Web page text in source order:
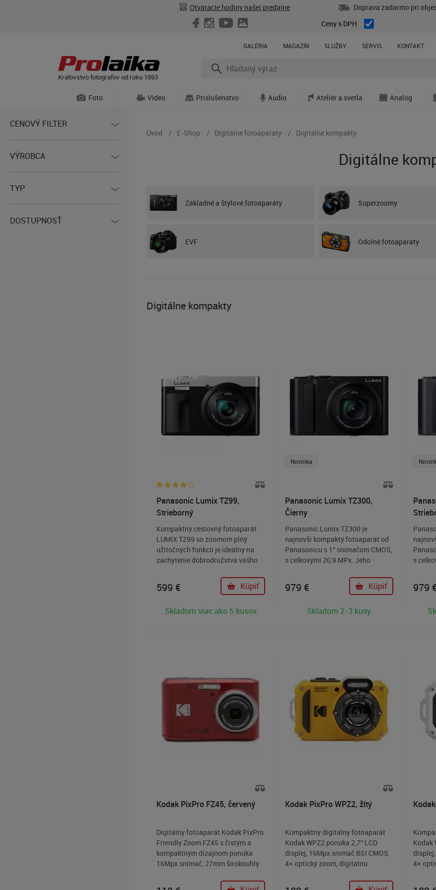
Otváracie hodiny našej predajne
Doprava zadarmo pri
Ceny s DPH
GALÉRIA MAGAZÍN SLUŽBY SERVIS KONTAKT
Kráľovstvo fotografov od roku 1993
Foto Video Príslušenstvo Audio Ateliér a svetlá Analóg
Úvod E-Shop Digitálne fotoaparáty Digitálne kompakty
Digitálne
Základné a štýlové fotoaparáty Superzoomy
EVF Odolné fotoaparáty
Digitálne kompakty
CENOVÝ FILTER
VÝROBCA
TYP
DOSTUPNOSŤ
Panasonic Lumix TZ99,
Strieborný
Kompaktný cestovný fotoaparát
LUMIX TZ99 so zoomom plný
užitočných funkcií je ideálny na
zachytenie dobrodružstva vášho
599 € Kúpiť
Skladom viac ako 5 kusov
Novinka
Panasonic Lumix TZ300,
Čierny
Panasonic Lumix TZ300 je
najnovši kompaktý fotoaparát od
Panasonicu s 1" snímačom CMOS,
s celkovými 20,9 MPx. Jeho
pokrýva ohniskový rozsah 24 –
360 mm, čo umožňuje zachytiť
po vzdialené objekty s presnosťou.
979 € Kúpiť
Skladom 2-3 kusy
s
360
po
979
Kodak PixPro FZ45, červený
Digitálny fotoaparát Kodak PixPro
Friendly Zoom FZ45 s čistým a
kompaktným dizajnom ponúka
16Mpx snímač, 27mm širokouhlý
digitálnu stabilizácia obrazu, 2,7"
Kodak PixPro WPZ2, žltý
Kompaktný digitálny fotoaparát
Kodak WPZ2 ponúka 2,7" LCD
displej, 16Mpx snímač BSI CMOS,
4× optický zoom, digitálnu
do 15 metrov, odolnosť voči
Kodak
4×
do